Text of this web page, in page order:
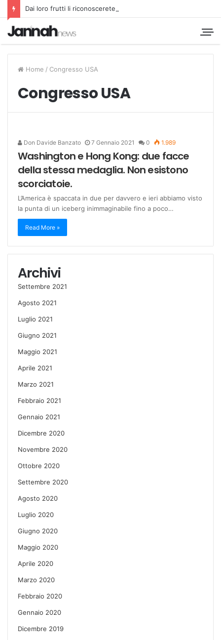
Dai loro frutti li riconoscerete
Home / Congresso USA
Congresso USA
Don Davide Banzato 7 Gennaio 2021 0 1.989
Washington e Hong Kong: due facce
della stessa medaglia. Non esistono
scorciatoie.
L’America è spaccata in due per davvero e ieri abbiamo visto
la punta di un iceberg inimmaginabile fino a poco…
Read More »
Archivi
Settembre 2021
Agosto 2021
Luglio 2021
Giugno 2021
Maggio 2021
Aprile 2021
Marzo 2021
Febbraio 2021
Gennaio 2021
Dicembre 2020
Novembre 2020
Ottobre 2020
Settembre 2020
Agosto 2020
Luglio 2020
Giugno 2020
Maggio 2020
Aprile 2020
Marzo 2020
Febbraio 2020
Gennaio 2020
Dicembre 2019